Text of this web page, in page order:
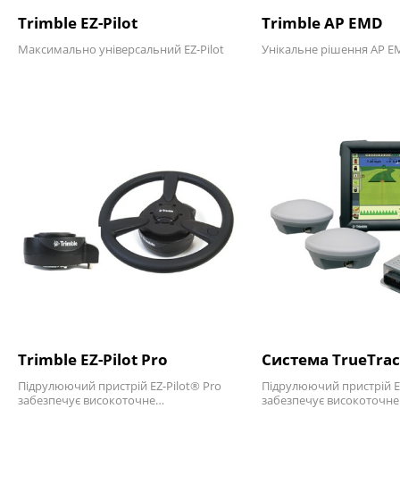
Trimble EZ-Pilot
Максимально універсальний EZ-Pilot
Trimble AP EMD
Унікальне рішення AP
Trimble EZ-Pilot Pro
Підрулюючий пристрій EZ-Pilot® Pro
забезпечує високоточне…
Система
Підрулюючий пристрій
забезпечує